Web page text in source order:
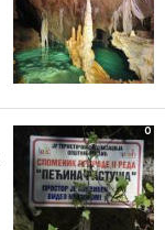
0